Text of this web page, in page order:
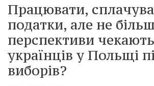
Працювати,
податки, але не
перспективи чекають
українців у Польщі
виборів?